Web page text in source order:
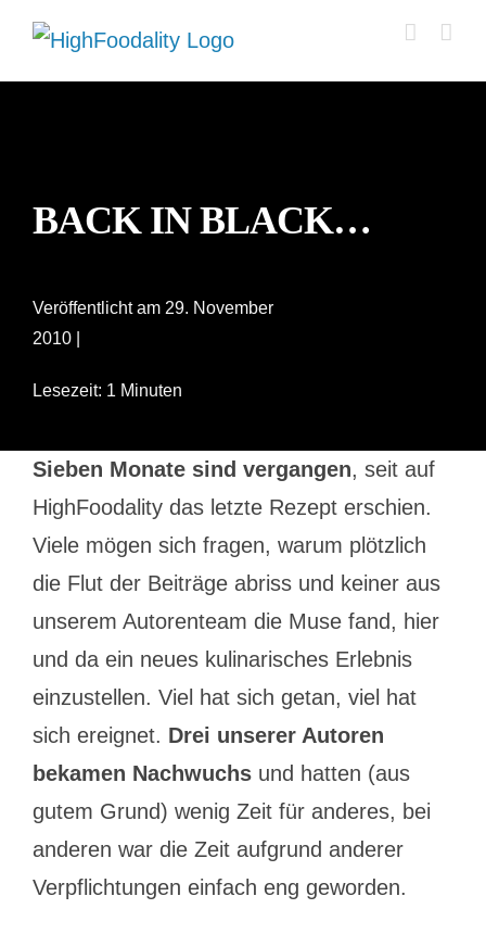
Zum
Inhalt
BACK IN BLACK…
Veröffentlicht am 29. November
2010 |
Lesezeit: 1 Minuten
Sieben Monate sind vergangen, seit auf
HighFoodality das letzte Rezept erschien.
Viele mögen sich fragen, warum plötzlich
die Flut der Beiträge abriss und keiner aus
unserem Autorenteam die Muse fand, hier
und da ein neues kulinarisches Erlebnis
einzustellen. Viel hat sich getan, viel hat
sich ereignet. Drei unserer Autoren
bekamen Nachwuchsund hatten (aus
gutem Grund) wenig Zeit für anderes, bei
anderen war die Zeit aufgrund anderer
Verpflichtungen einfach eng geworden.